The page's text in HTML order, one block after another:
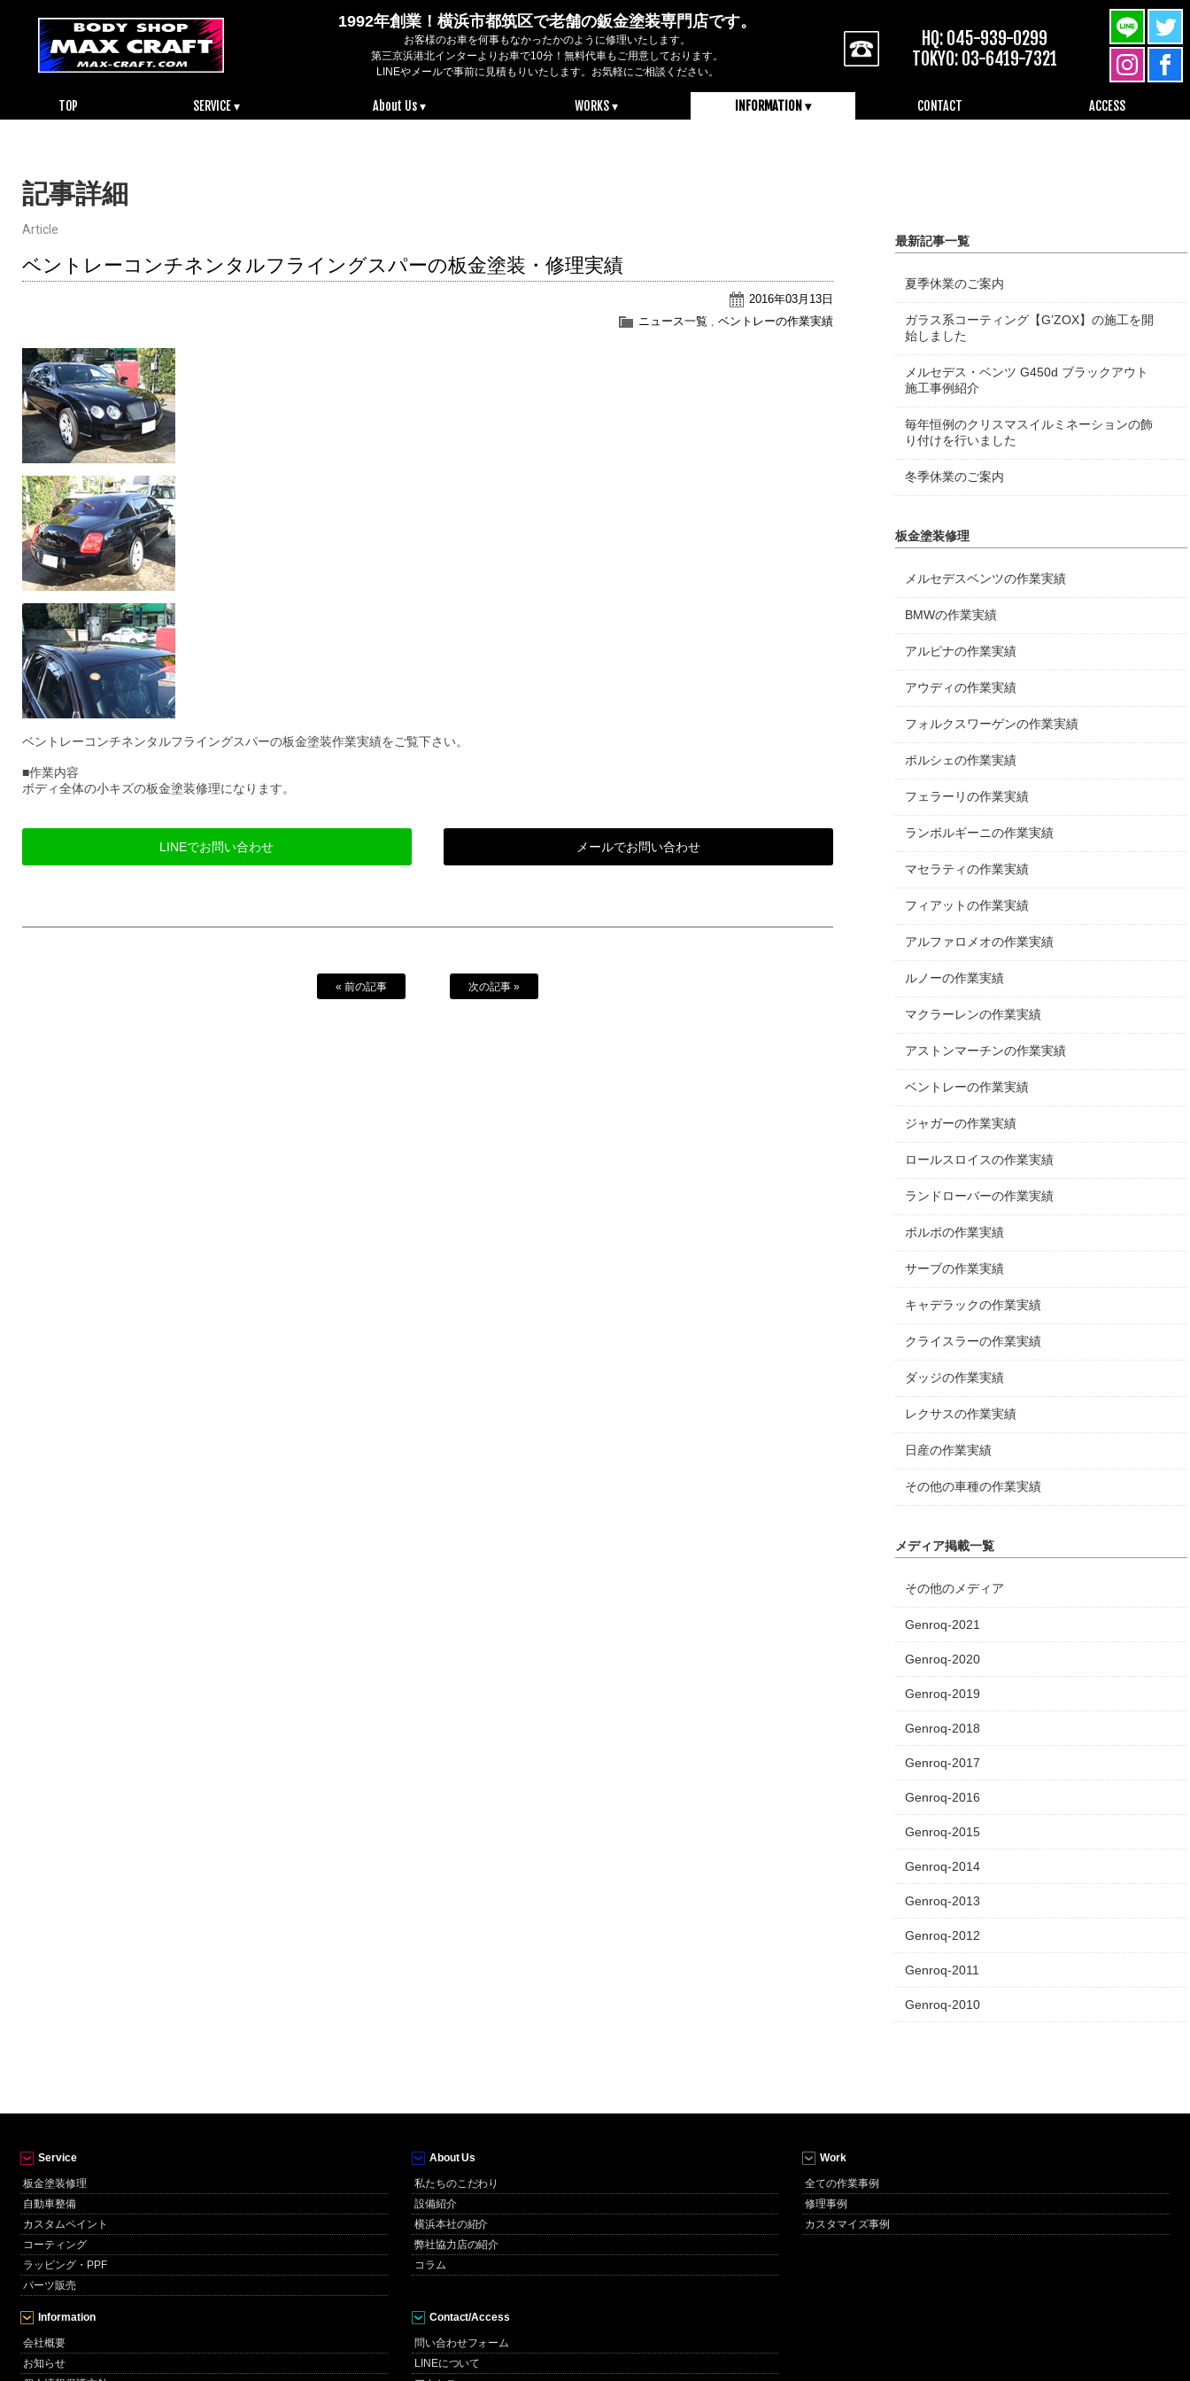
1992年創業！横浜市都筑区で老舗の鈑金塗装専門店です。
お客様のお車を何事もなかったかのように修理いたします。
第三京浜港北インターよりお車で10分！無料代車もご用意しております。
LINEやメールで事前に見積もりいたします。お気軽にご相談ください。
HQ: 045-939-0299
TOKYO: 03-6419-7321
TOP SERVICE ▾ About Us ▾ WORKS ▾ INFORMATION ▾ CONTACT ACCESS
記事詳細
Article
ベントレーコンチネンタルフライングスパーの板金塗装・修理実績
2016年03月13日
ニュース一覧
ベントレーの作業実績
ベントレーコンチネンタルフライングスパーの板金塗装作業実績をご覧下さい。
■作業内容
ボディ全体の小キズの板金塗装修理になります。
LINEでお問い合わせ メールでお問い合わせ
« 前の記事 次の記事 »
最新記事一覧
夏季休業のご案内
ガラス系コーティング【G’ZOX】の施工を開
始しました
メルセデス・ベンツ G450d ブラックアウト
施工事例紹介
毎年恒例のクリスマスイルミネーションの飾
り付けを行いました
冬季休業のご案内
板金塗装修理
メルセデスベンツの作業実績
BMWの作業実績
アルピナの作業実績
アウディの作業実績
フォルクスワーゲンの作業実績
ポルシェの作業実績
フェラーリの作業実績
ランボルギーニの作業実績
マセラティの作業実績
フィアットの作業実績
アルファロメオの作業実績
ルノーの作業実績
マクラーレンの作業実績
アストンマーチンの作業実績
ベントレーの作業実績
ジャガーの作業実績
ロールスロイスの作業実績
ランドローバーの作業実績
ボルボの作業実績
サーブの作業実績
キャデラックの作業実績
クライスラーの作業実績
ダッジの作業実績
レクサスの作業実績
日産の作業実績
その他の車種の作業実績
メディア掲載一覧
その他のメディア
Genroq-2021
Genroq-2020
Genroq-2019
Genroq-2018
Genroq-2017
Genroq-2016
Genroq-2015
Genroq-2014
Genroq-2013
Genroq-2012
Genroq-2011
Genroq-2010
Service
板金塗装修理
自動車整備
カスタムペイント
コーティング
ラッピング・PPF
パーツ販売
About Us
私たちのこだわり
設備紹介
横浜本社の紹介
弊社協力店の紹介
コラム
Work
全ての作業事例
修理事例
カスタマイズ事例
Information
会社概要
お知らせ
Contact/Access
問い合わせフォーム
LINEについて